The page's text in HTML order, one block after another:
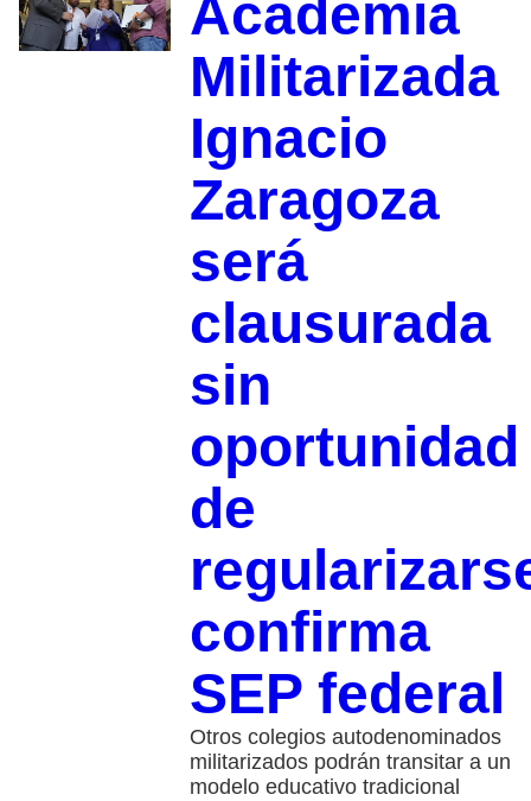
Academia
Militarizada
Ignacio
Zaragoza
será
clausurada
sin
oportunidad
de
confirma
SEP federal
Otros colegios autodenominados
militarizados podrán transitar a un
modelo educativo tradicional